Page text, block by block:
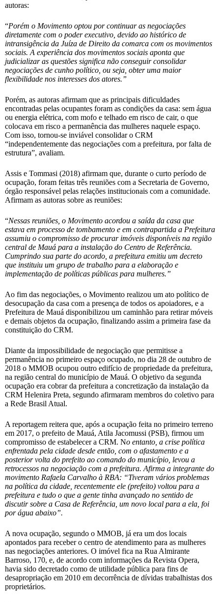
autoras:
“Porém o Movimento optou por continuar as negociações
diretamente com o poder executivo, devido ao histórico de
intransigência da Juíza de Direito da comarca com os movimentos
sociais. A experiência dos movimentos sociais aponta que
judicializar as questões significa não conseguir consolidar
negociações de cunho político, ou seja, obter uma maior
flexibilidade nos interesses dos atores.”
Porém, as autoras afirmam que as principais dificuldades
encontradas pelas ocupantes foram as condições da casa: sem água
ou energia elétrica, com mofo e telhado em risco de cair, o que
colocava em risco a permanência das mulheres naquele espaço.
Com isso, tornou-se inviável consolidar o CRM
“independentemente das negociações com a prefeitura, por falta de
estrutura”, avaliam.
Assis e Tommasi (2018) afirmam que, durante o curto período de
ocupação, foram feitas três reuniões com a Secretaria de Governo,
órgão responsável pelas relações institucionais com a comunidade.
Afirmam as autoras sobre as reuniões:
“Nessas reuniões, o Movimento acordou a saída da casa que
estava em processo de tombamento e em contrapartida a Prefeitura
assumiu o compromisso de procurar imóveis disponíveis na região
central de Mauá para a instalação do Centro de Referência.
Cumprindo sua parte do acordo, a prefeitura emitiu um decreto
que instituiu um grupo de trabalho para a elaboração e
implementação de políticas públicas para mulheres.”
Ao fim das negociações, o Movimento realizou um ato político de
desocupação da casa com a presença de todos os apoiadores, e a
Prefeitura de Mauá disponibilizou um caminhão para retirar móveis
e demais objetos da ocupação, finalizando assim a primeira fase da
constituição do CRM.
Diante da impossibilidade de negociação que permitisse a
permanência no primeiro espaço ocupado, no dia 28 de outubro de
2018 o MMOB ocupou outro edifício de propriedade da prefeitura,
na região central do município de Mauá. O objetivo da segunda
ocupação era cobrar da prefeitura a concretização da instalação da
CRM Helenira Preta, segundo afirmaram membros do coletivo para
a Rede Brasil Atual.
A reportagem reitera que, após a ocupação feita no primeiro terreno
em 2017, o prefeito de Mauá, Atila Jacomussi (PSB), firmou um
compromisso de estabelecer a CRM. No entanto, a crise política
enfrentada pela cidade desde então, com o afastamento e a
posterior volta do prefeito ao comando do município, levou a
retrocessos na negociação com a prefeitura. Afirma a integrante do
movimento Rafaela Carvalho à RBA: “Tiveram vários problemas
na política da cidade, recentemente ele (prefeito) voltou para a
prefeitura e tudo o que a gente tinha avançado no sentido de
discutir sobre a Casa de Referência, um novo local para a ela, foi
por água abaixo”.
A nova ocupação, segundo o MMOB, já era um dos locais
apontados para receber o centro de atendimento para as mulheres
nas negociações anteriores. O imóvel fica na Rua Almirante
Barroso, 170, e, de acordo com informações da Revista Opera,
havia sido decretado como de utilidade pública para fins de
desapropriação em 2010 em decorrência de dívidas trabalhistas dos
proprietários.